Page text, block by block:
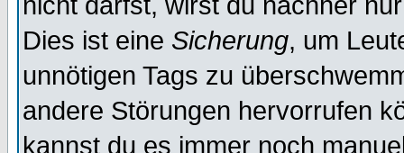
Dies ist eine Sicherung, um
unnötigen Tags zu
andere Störungen hervorrufen
kannst du es immer noch